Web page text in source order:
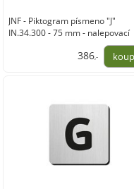
JNF - Piktogram písmeno "J"
IN.34.300 - 75 mm - nalepovací
386,-